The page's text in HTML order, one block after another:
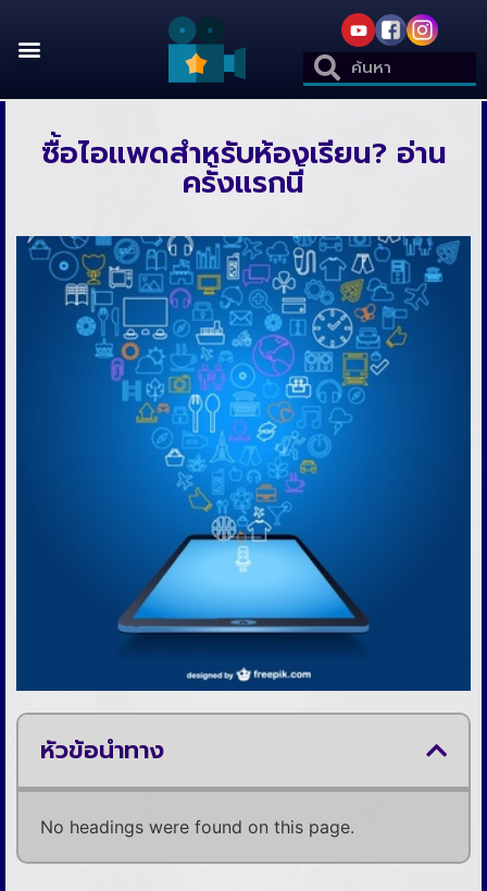
ซื้อไอแพดสำหรับห้องเรียน? อ่าน
ครั้งแรกนี้
หัวข้อนำทาง
No headings were found on this page.